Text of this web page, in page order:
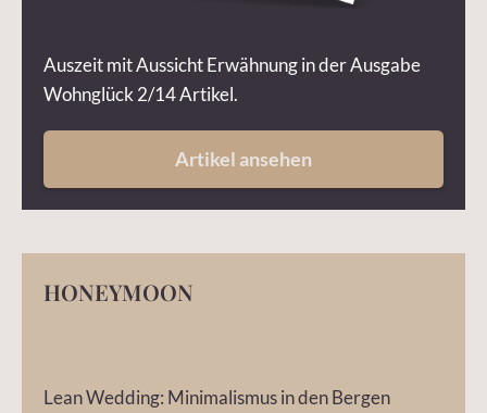
Auszeit mit Aussicht Erwähnung in der Ausgabe
Wohnglück 2/14 Artikel.
Artikel ansehen
HONEYMOON
Lean Wedding: Minimalismus in den Bergen